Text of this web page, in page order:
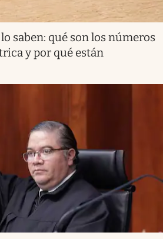
saben: qué son los números
y por qué están